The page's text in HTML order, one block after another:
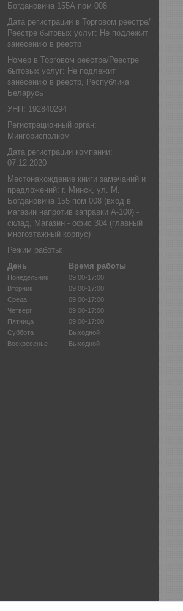
Богдановича 155А пом 008
Дата регистрации в Торговом реестре/
Реестре бытовых услуг: Не подлежит
занесению в реестр
Номер в Торговом реестре/Реестре
бытовых услуг: Не подлежит
занесению в реестр, Республика
Беларусь
УНП: 192840294
Регистрационный орган:
Мингорисполком
Дата регистрации компании:
07.12.2020
Местонахождение книги замечаний и
предложений: г. Минск, ул. М.
Богдановича 155 пом 008 (вход в
магазин напротив заправки А-100) -
склад, Магазин - офис 304 (главный
многоэтажный корпус)
Режим работы:
День
Время работы
Понедельник
09:00-17:00
Вторник
09:00-17:00
Среда
09:00-17:00
Четверг
09:00-17:00
Пятница
09:00-17:00
Суббота
Выходной
Воскресенье
Выходной